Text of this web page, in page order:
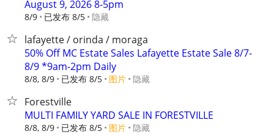
August 9, 2026 8-5pm
8/9 已发布 8/5 隐藏
lafayette / orinda / moraga
50% Off MC Estate Sales Lafayette Estate Sale 8/7-
8/9 *9am-2pm Daily
8/8, 8/9 已发布 8/5 图片 隐藏
Forestville
MULTI FAMILY YARD SALE IN FORESTVILLE
8/8, 8/9 已发布 8/5 图片 隐藏